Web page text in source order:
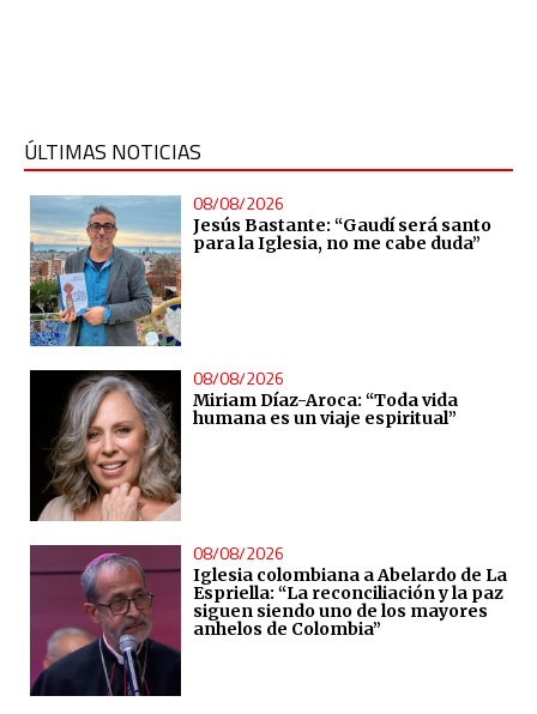
ÚLTIMAS NOTICIAS
08/08/2026
Jesús Bastante: “Gaudí será santo
para la Iglesia, no me cabe duda”
08/08/2026
Miriam Díaz-Aroca: “Toda vida
humana es un viaje espiritual”
08/08/2026
Iglesia colombiana a Abelardo de La
Espriella: “La reconciliación y la paz
siguen siendo uno de los mayores
anhelos de Colombia”